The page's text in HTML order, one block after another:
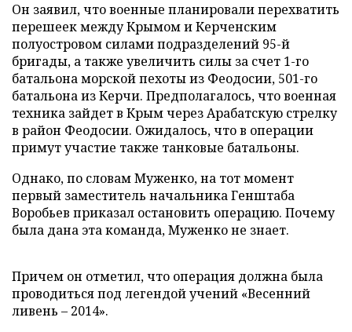
Он заявил, что военные планировали перехватить
перешеек между Крымом и Керченским
полуостровом силами подразделений 95-й
бригады, а также увеличить силы за счет 1-го
батальона морской пехоты из Феодосии, 501-го
батальона из Керчи. Предполагалось, что военная
техника зайдет в Крым через Арабатскую стрелку
в район Феодосии. Ожидалось, что в операции
примут участие также танковые батальоны.
Однако, по словам Муженко, на тот момент
первый заместитель начальника Генштаба
Воробьев приказал остановить операцию. Почему
была дана эта команда, Муженко не знает.
Причем он отметил, что операция должна была
проводиться под легендой учений «Весенний
ливень – 2014».